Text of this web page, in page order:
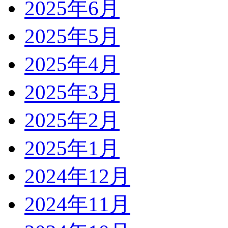
2025年6月
2025年5月
2025年4月
2025年3月
2025年2月
2025年1月
2024年12月
2024年11月